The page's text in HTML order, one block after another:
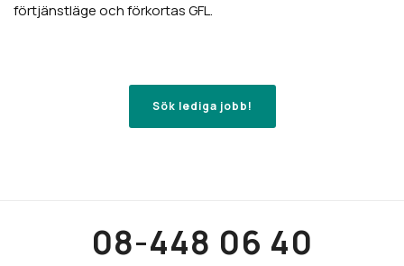
förtjänstläge och förkortas GFL.
Sök lediga jobb!
08-448 06 40